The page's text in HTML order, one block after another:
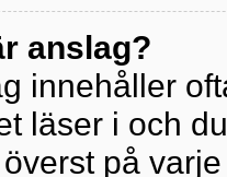
anslag?
innehåller
läser i och
på